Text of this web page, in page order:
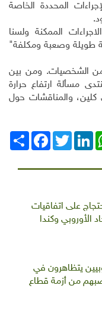
المحددة الخاصة
.
الممكنة ولسنا
طويلة وصعبة ومكلفة"
الشخصيات. ومن بين
مسألة ارتفاع حرارة
كلين، والمناقشات حول
انشر
FacebookTwitterLinkedIn
على اتفاقيات
الأوروبي وكندا
يتظاهرون في
من أزمة قطاع